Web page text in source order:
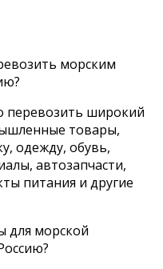
морским
широкий
товары,
одежду, обувь,
автозапчасти,
питания и другие
для морской